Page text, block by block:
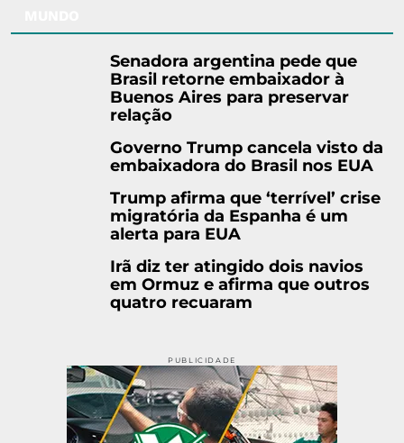
Senadora argentina pede que
Brasil retorne embaixador à
Buenos Aires para preservar
relação
Governo Trump cancela visto da
embaixadora do Brasil nos EUA
Trump afirma que ‘terrível’ crise
migratória da Espanha é um
alerta para EUA
Irã diz ter atingido dois navios
em Ormuz e afirma que outros
quatro recuaram
PUBLICIDADE